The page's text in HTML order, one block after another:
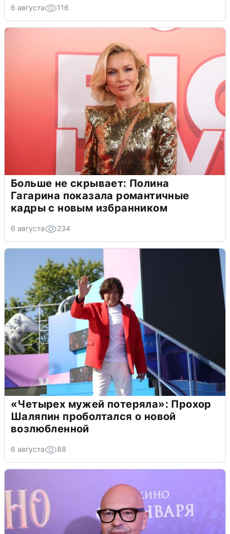
6 августа 116
Больше не скрывает: Полина
Гагарина показала романтичные
кадры с новым избранником
6 августа 234
«Четырех мужей потеряла»: Прохор
Шаляпин проболтался о новой
возлюбленной
6 августа 88